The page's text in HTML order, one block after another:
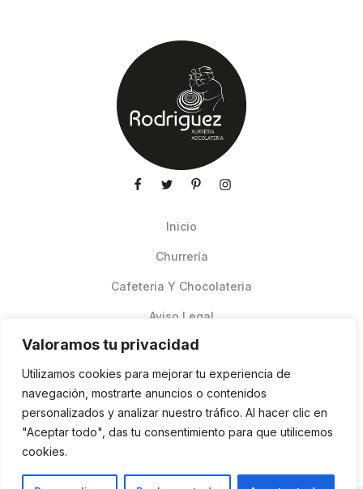
Valoramos tu privacidad
Utilizamos cookies para mejorar tu experiencia de
navegación, mostrarte anuncios o contenidos
personalizados y analizar nuestro tráfico. Al hacer clic en
"Aceptar todo", das tu consentimiento para que utilicemos
cookies.
Inicio
Churrería
Cafeteria Y Chocolateria
Aviso Legal
Pedidos Online Glovo
Contacto